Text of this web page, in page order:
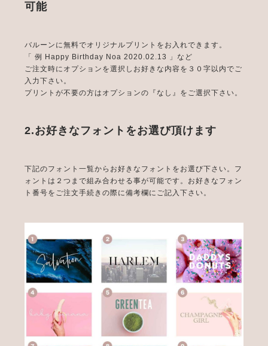
可能
バルーンに無料でオリジナルプリントをお入れできます。
「 例 Happy Birthday Noa 2020.02.13 」など
ご注文時にオプションを選択しお好きな内容を３０字以内でご
入力下さい。
プリントが不要の方はオプションの『なし』をご選択下さい。
2.お好きなフォントをお選び頂けます
下記のフォント一覧からお好きなフォントをお選び下さい。フ
ォントは２つまで組み合わせる事が可能です。お好きなフォン
ト番号をご注文手続きの際に備考欄にご記入下さい。